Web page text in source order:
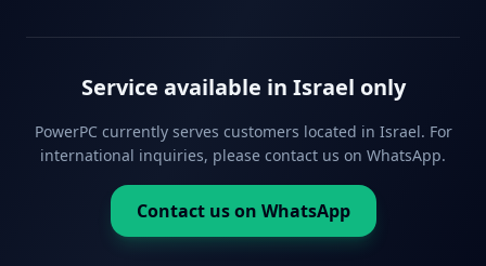
Service available in Israel only
PowerPC currently serves customers located in Israel. For
international inquiries, please contact us on WhatsApp.
Contact us on WhatsApp